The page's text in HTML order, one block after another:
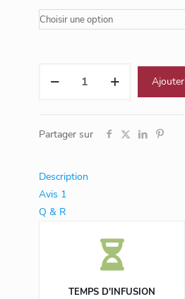
Partager sur
Description
Avis 1
Q & R
TEMPS D'INFUSION